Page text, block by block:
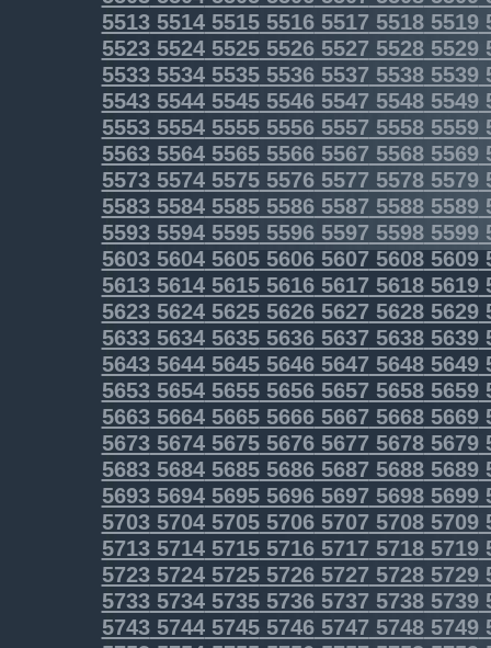
55135514551555165517 55185519
5523552455255526552755285529
55335534553555365537 55385539
55435544554555465547 55485549
55535554555555565557 55585559
55635564556555665567 55685569
55735574557555765577 55785579
55835584558555865587 55885589
55935594559555965597 55985599
5603560456055606560756085609
5613561456155616561756185619
5623562456255626562756285629
5633563456355636563756385639
5643564456455646564756485649
5653565456555656565756585659
5663566456655666566756685669
5673567456755676567756785679
5683568456855686568756885689
5693569456955696569756985699
5703570457055706570757085709
5713571457155716571757185719
5723572457255726572757285729
5733573457355736573757385739
5743574457455746574757485749